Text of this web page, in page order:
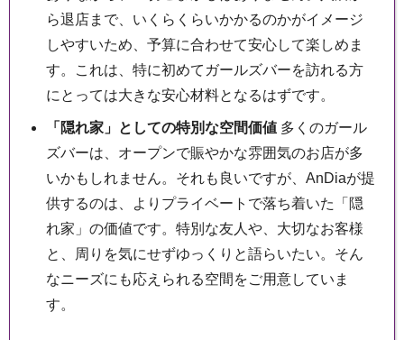
ら退店まで、いくらくらいかかるのかがイメージ
しやすいため、予算に合わせて安心して楽しめま
す。これは、特に初めてガールズバーを訪れる方
にとっては大きな安心材料となるはずです。
「隠れ家」としての特別な空間価値 多くのガール
ズバーは、オープンで賑やかな雰囲気のお店が多
いかもしれません。それも良いですが、AnDiaが提
供するのは、よりプライベートで落ち着いた「隠
れ家」の価値です。特別な友人や、大切なお客様
と、周りを気にせずゆっくりと語らいたい。そん
なニーズにも応えられる空間をご用意していま
す。